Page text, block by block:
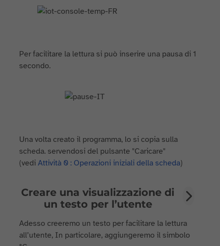
Per facilitare la lettura si può inserire una pausa di 1
secondo.
Una volta creato il programma, lo si copia sulla
scheda. servendosi del pulsante "Caricare"
(vediAttività 0 : Operazioni iniziali della scheda)
Creare una visualizzazione di
un testo per l’utente
Adesso creeremo un testo per facilitare la lettura
all’utente, In particolare, aggiungeremo il simbolo